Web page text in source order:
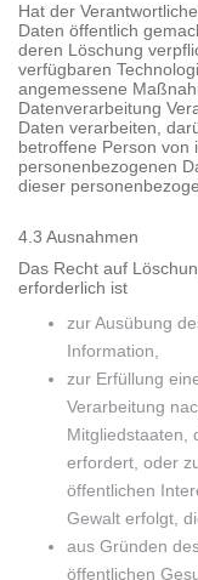
Hat der
Daten öffentlich
deren Löschung
verfügbaren
angemessene
Datenverarbeitung
Daten verarbeiten,
betroffene Person von
personenbezogenen
dieser
4.3 Ausnahmen
Das Recht auf
erforderlich ist
zur Ausübung
Information,
zur Erfüllung
Verarbeitung
Mitgliedstaaten,
erfordert, oder
öffentlichen
Gewalt erfolgt,
aus Gründen
öffentlichen